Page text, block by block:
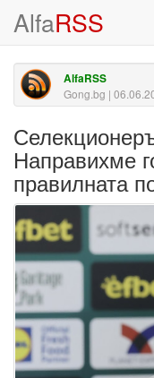
AlfaRSS
AlfaRSS
Gong.bg |
Направихме
правилната